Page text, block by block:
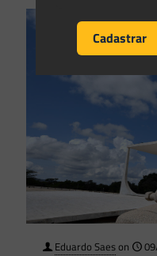
Eduardo Saeson